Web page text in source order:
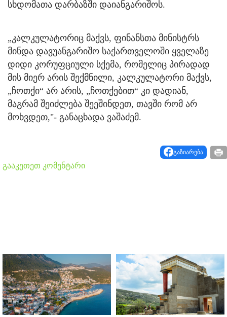
სხდომათა დარბაზში დაიანგარიშოს.
„კალკულატორიც მაქვს, ფინანსთა მინისტრს
მინდა დავუანგარიშო საქართველოში ყველაზე
დიდი კორუფციული სქემა, რომელიც პირადად
მის მიერ არის შექმნილი, კალკულატორი მაქვს,
„ჩოთქი“ არ არის, „ჩოთქებით“ კი დადიან,
მაგრამ შეიძლება შეეშინდეთ, თავში რომ არ
მოხვდეთ,"- განაცხადა ვაშაძემ.
გაზიარება
გააკეთეთ კომენტარი